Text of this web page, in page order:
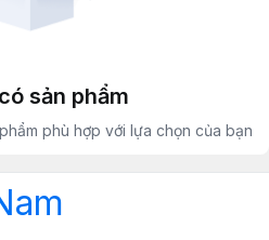
sản phẩm
phù hợp với lựa chọn của bạn